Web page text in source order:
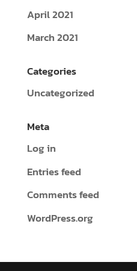
April 2021
March 2021
Categories
Uncategorized
Meta
Log in
Entries feed
Comments feed
WordPress.org